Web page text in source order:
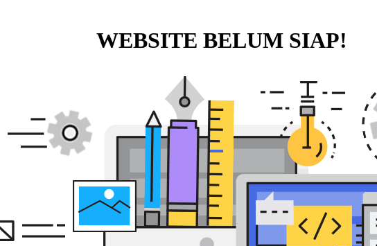
WEBSITE BELUM SIAP!